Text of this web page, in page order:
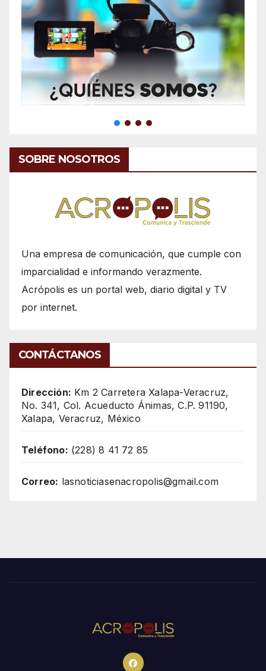
SOBRE NOSOTROS
Una empresa de comunicación, que cumple con
imparcialidad e informando verazmente.
Acrópolis es un portal web, diario digital y TV
por internet.
CONTÁCTANOS
Dirección: Km 2 Carretera Xalapa-Veracruz,
No. 341, Col. Acueducto Ánimas, C.P. 91190,
Xalapa, Veracruz, México
Teléfono: (228) 8 41 72 85
Correo: lasnoticiasenacropolis@gmail.com